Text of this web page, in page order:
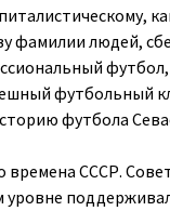
фамилии людей,
футбольный
футбола
времена СССР.
уровне